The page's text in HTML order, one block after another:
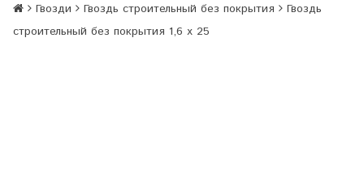
Гвозди Гвоздь строительный без покрытия
Гвоздь
строительный без покрытия 1,6 х 25